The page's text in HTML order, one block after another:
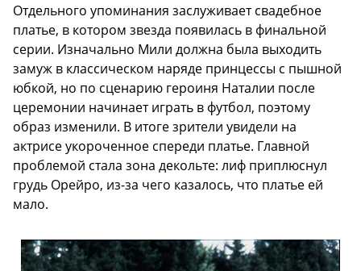
Отдельного упоминания заслуживает свадебное
платье, в котором звезда появилась в финальной
серии. Изначально Мили должна была выходить
замуж в классическом наряде принцессы с пышной
юбкой, но по сценарию героиня Наталии после
церемонии начинает играть в футбол, поэтому
образ изменили. В итоге зрители увидели на
актрисе укороченное спереди платье. Главной
проблемой стала зона декольте: лиф приплюснул
грудь Орейро, из-за чего казалось, что платье ей
мало.